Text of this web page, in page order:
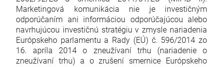
Marketingová komunikácia nie je investičným
odporúčaním ani informáciou odporúčajúcou alebo
navrhujúcou investičnú stratégiu v zmysle nariadenia
Európskeho parlamentu a Rady (EÚ) č. 596/2014 zo
16. apríla 2014 o zneužívaní trhu (nariadenie o
zneužívaní trhu) a o zrušení smernice Európskeho